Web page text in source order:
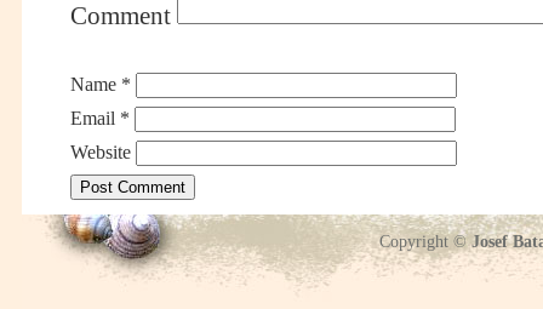
Comment
Name *
Email *
Website
Copyright ©Josef